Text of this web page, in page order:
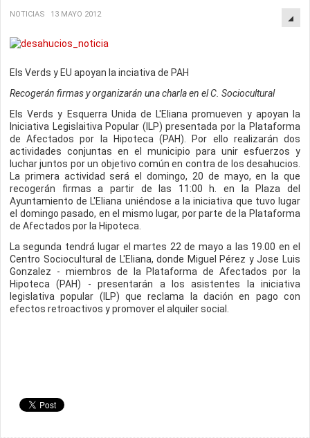
NOTICIAS 13 MAYO 2012
Els Verds y EU apoyan la inciativa de PAH
Recogerán firmas y organizarán una charla en el C. Sociocultural
Els Verds y Esquerra Unida de L'Eliana promueven y apoyan la
Iniciativa Legislaitiva Popular (ILP) presentada por la Plataforma
de Afectados por la Hipoteca (PAH). Por ello realizarán dos
actividades conjuntas en el municipio para unir esfuerzos y
luchar juntos por un objetivo común en contra de los desahucios.
La primera actividad será el domingo, 20 de mayo, en la que
recogerán firmas a partir de las 11:00 h. en la Plaza del
Ayuntamiento de L'Eliana uniéndose a la iniciativa que tuvo lugar
el domingo pasado, en el mismo lugar, por parte de la Plataforma
de Afectados por la Hipoteca.
La segunda tendrá lugar el martes 22 de mayo a las 19.00 en el
Centro Sociocultural de L'Eliana, donde Miguel Pérez y Jose Luis
Gonzalez - miembros de la Plataforma de Afectados por la
Hipoteca (PAH) - presentarán a los asistentes la iniciativa
legislativa popular (ILP) que reclama la dación en pago con
efectos retroactivos y promover el alquiler social.